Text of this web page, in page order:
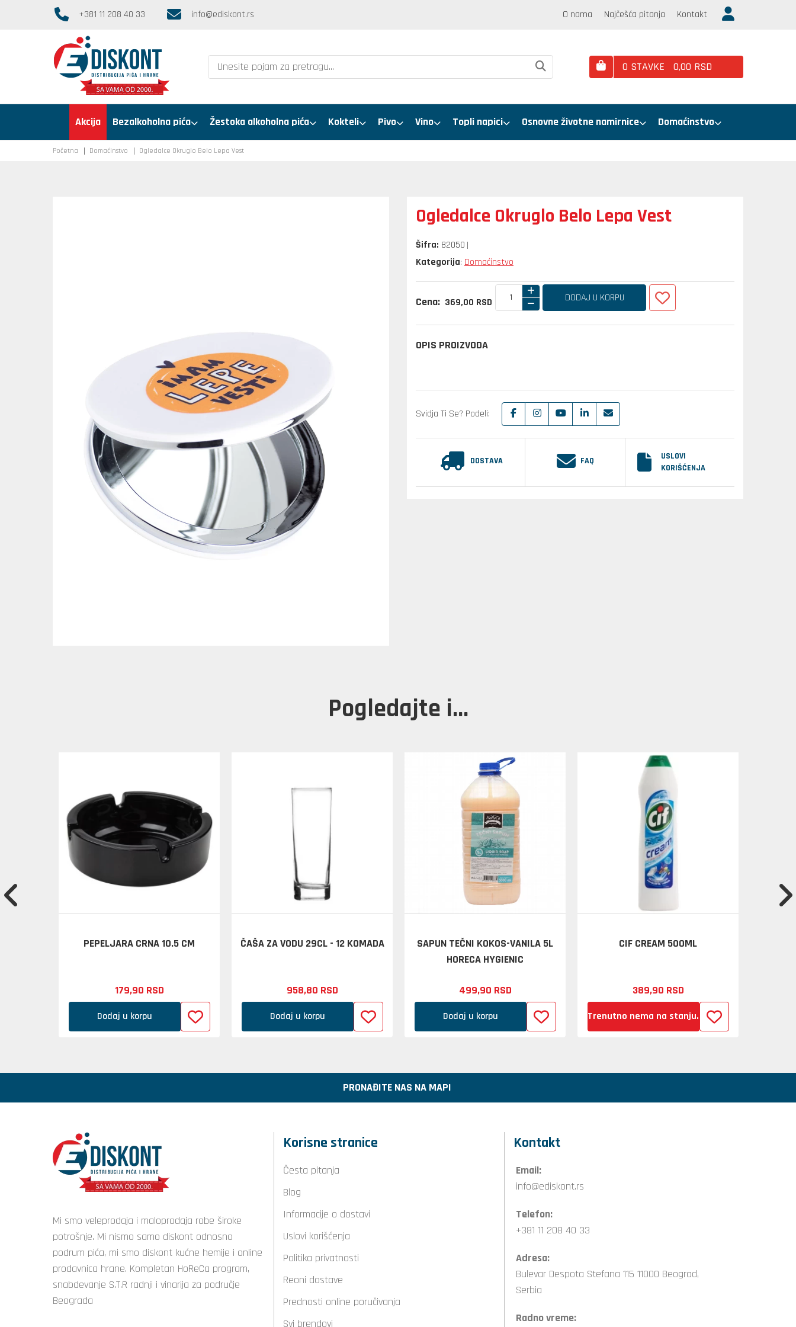
+381 11 208 40 33 info@ediskont.rs O nama Najčešća pitanja Kontakt
0 STAVKE 0,00 RSD
Akcija Bezalkoholna pića Žestoka alkoholna pića Kokteli Pivo Vino Topli napici Osnovne životne namirnice Domaćinstvo
Početna Domaćinstvo Ogledalce Okruglo Belo Lepa Vest
Ogledalce Okruglo Belo Lepa Vest
Šifra: 82050
Kategorija: Domaćinstvo
Cena: 369,00 RSD DODAJ U KORPU
OPIS PROIZVODA
Svidja Ti Se? Podeli:
DOSTAVA FAQ
USLOVI
KORIŠĆENJA
Pogledajte i...
PEPELJARA CRNA 10.5 CM
179,90 RSD
Dodaj u korpu
ČAŠA ZA VODU 29CL - 12 KOMADA
958,80 RSD
Dodaj u korpu
SAPUN TEČNI KOKOS-VANILA 5L
HORECA HYGIENIC
499,90 RSD
Dodaj u korpu
CIF CREAM 500ML
389,90 RSD
Trenutno nema na stanju.
PRONAĐITE NAS NA MAPI
Mi smo veleprodaja i maloprodaja robe široke
potrošnje. Mi nismo samo diskont odnosno
podrum pića, mi smo diskont kućne hemije i online
prodavnica hrane. Kompletan HoReCa program,
snabdevanje S.T.R radnji i vinarija za područje
Beograda
Korisne stranice
Česta pitanja
Blog
Informacije o dostavi
Uslovi korišćenja
Politika privatnosti
Reoni dostave
Prednosti online poručivanja
Svi brendovi
Kontakt
Email:
info@ediskont.rs
Telefon:
+381 11 208 40 33
Adresa:
Bulevar Despota Stefana 115 11000 Beograd,
Serbia
Radno vreme: